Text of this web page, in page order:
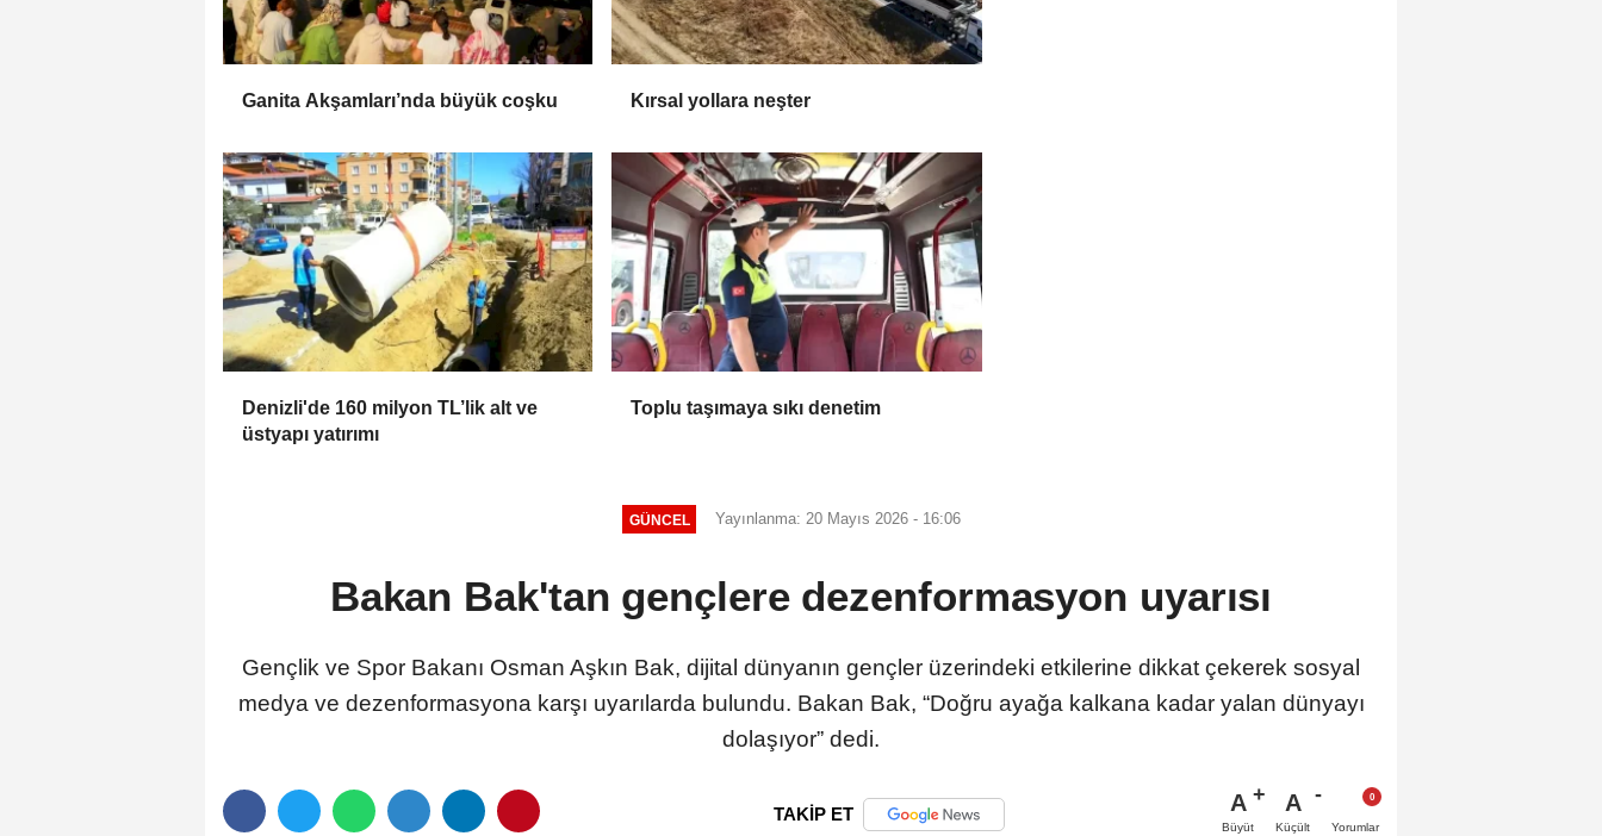
Ganita Akşamları’nda büyük coşku Kırsal yollara neşter
Denizli'de 160 milyon TL’lik alt ve
üstyapı yatırımı
Toplu taşımaya sıkı denetim
GÜNCEL Yayınlanma: 20 Mayıs 2026 - 16:06
Bakan Bak'tan gençlere dezenformasyon uyarısı
Gençlik ve Spor Bakanı Osman Aşkın Bak, dijital dünyanın gençler üzerindeki etkilerine dikkat çekerek sosyal
medya ve dezenformasyona karşı uyarılarda bulundu. Bakan Bak, “Doğru ayağa kalkana kadar yalan dünyayı
dolaşıyor” dedi.
TAKİP ET A
Büyüt
A
Küçült Yorumlar